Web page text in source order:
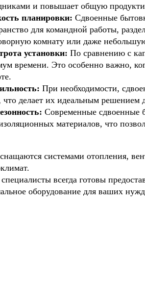
и повышает общую
планировки: Сдвоенные
для командной работы,
комнату или даже
установки: По сравнению с
времени. Это особенно важно,
При необходимости,
что делает их идеальным
Современные сдвоенные
материалов, что
системами отопления,
всегда готовы
оборудование для ваших